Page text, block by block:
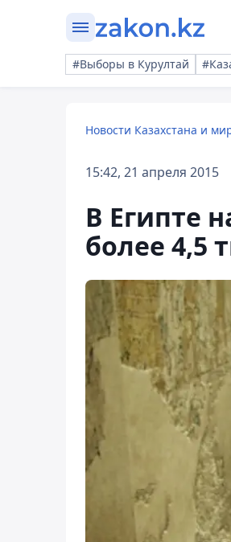
#Выборы в Курултай
Новости Казахстана и
15:42, 21 апреля 2015
В Египте
более 4,5